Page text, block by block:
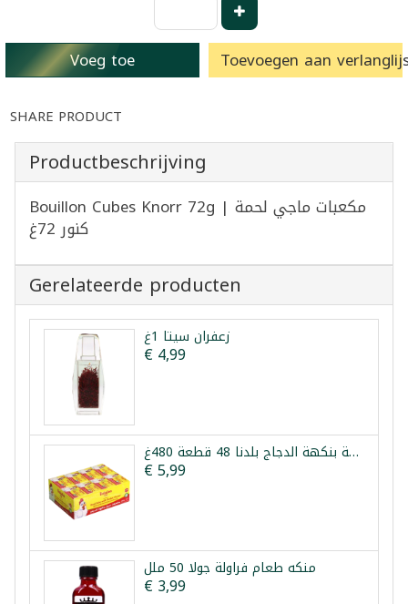
Voeg toe Toevoegen aan
SHARE PRODUCT
Productbeschrijving
Bouillon Cubes Knorr 72g | مكعبات ماجي لحمة
كنور 72غ
Gerelateerde producten
زعفران سيتا 1غ
€ 4,99
مكعبات مرقة بنكهة الدجاج بلدنا 48 قطعة 480غ
€ 5,99
منكه طعام فراولة جولا 50 ملل
€ 3,99